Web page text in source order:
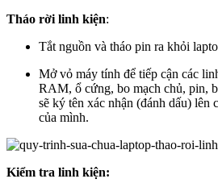
Tháo rời linh kiện:
Tắt nguồn và tháo pin ra khỏi
Mở vỏ máy tính để tiếp cận các
RAM, ổ cứng, bo mạch chủ, pin,
sẽ ký tên xác nhận (đánh dấu) lên
của mình.
Kiểm tra linh kiện: